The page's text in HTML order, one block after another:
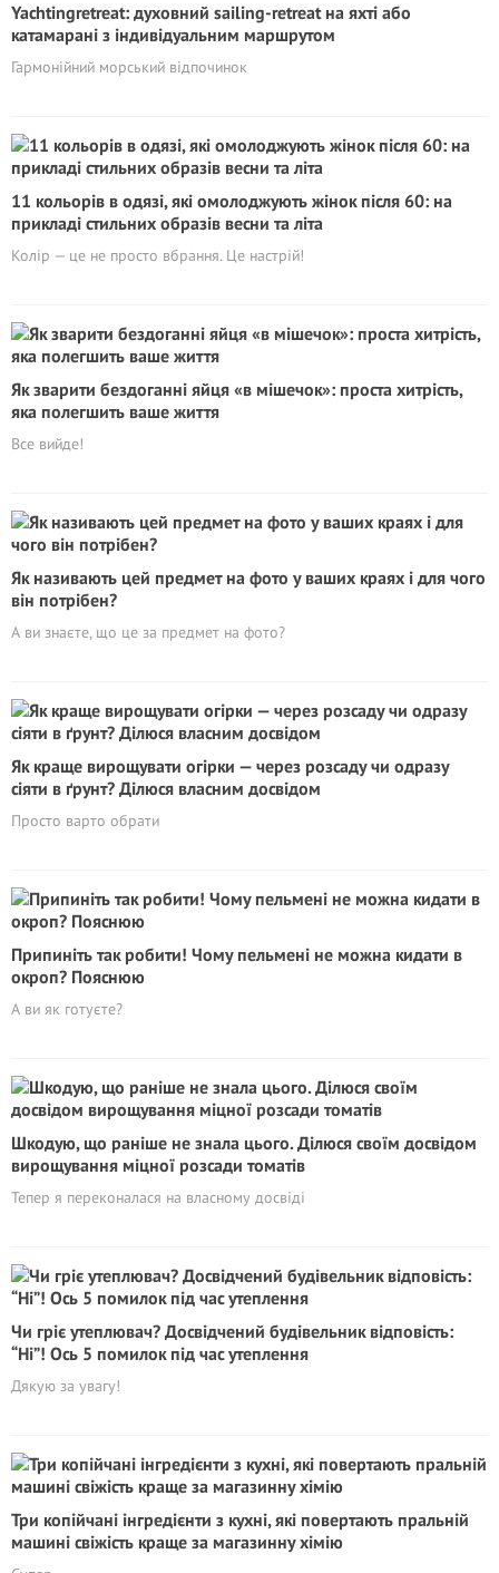
Yachtingretreat: духовний sailing-retreat на яхті або
катамарані з індивідуальним маршрутом
Гармонійний морський відпочинок
11 кольорів в одязі, які омолоджують жінок після 60: на
прикладі стильних образів весни та літа
Колір — це не просто вбрання. Це настрій!
Як зварити бездоганні яйця «в мішечок»: проста хитрість,
яка полегшить ваше життя
Все вийде!
Як називають цей предмет на фото у ваших краях і для чого
він потрібен?
А ви знаєте, що це за предмет на фото?
Як краще вирощувати огірки — через розсаду чи одразу
сіяти в ґрунт? Ділюся власним досвідом
Просто варто обрати
Припиніть так робити! Чому пельмені не можна кидати в
окроп? Пояснюю
А ви як готуєте?
Шкодую, що раніше не знала цього. Ділюся своїм досвідом
вирощування міцної розсади томатів
Тепер я переконалася на власному досвіді
Чи гріє утеплювач? Досвідчений будівельник відповість:
“Ні”! Ось 5 помилок під час утеплення
Дякую за увагу!
Три копійчані інгредієнти з кухні, які повертають пральній
машині свіжість краще за магазинну хімію